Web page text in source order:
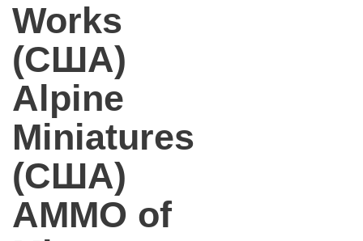
Works
(США)
Alpine
Miniatures
(США)
AMMO of